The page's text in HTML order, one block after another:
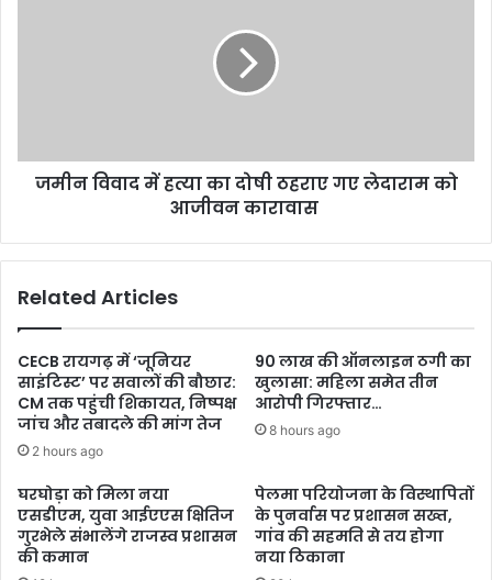
जमीन विवाद में हत्या का दोषी ठहराए गए लेदाराम को
आजीवन कारावास
Related Articles
CECB रायगढ़ में ‘जूनियर
साइंटिस्ट’ पर सवालों की बौछार:
CM तक पहुंची शिकायत, निष्पक्ष
जांच और तबादले की मांग तेज
2 hours ago
90 लाख की ऑनलाइन ठगी का
खुलासा: महिला समेत तीन
आरोपी गिरफ्तार…
8 hours ago
घरघोड़ा को मिला नया
एसडीएम, युवा आईएएस क्षितिज
गुरभेले संभालेंगे राजस्व प्रशासन
की कमान
पेलमा परियोजना के विस्थापितों
के पुनर्वास पर प्रशासन सख्त,
गांव की सहमति से तय होगा
नया ठिकाना